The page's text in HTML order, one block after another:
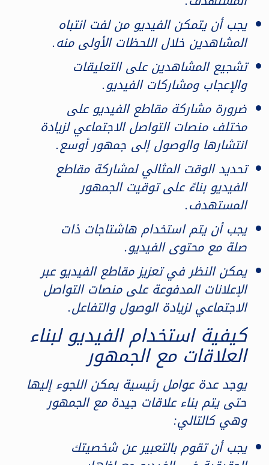
يجب أن يتمكن الفيديو من لفت انتباه
المشاهدين خلال اللحظات الأولى منه.
تشجيع المشاهدين على التعليقات
والإعجاب ومشاركات الفيديو.
ضرورة مشاركة مقاطع الفيديو على
مختلف منصات التواصل الاجتماعي لزيادة
انتشارها والوصول إلى جمهور أوسع.
تحديد الوقت المثالي لمشاركة مقاطع
الفيديو بناءً على توقيت الجمهور
المستهدف.
يجب أن يتم استخدام هاشتاجات ذات
صلة مع محتوى الفيديو.
يمكن النظر في تعزيز مقاطع الفيديو عبر
الإعلانات المدفوعة على منصات التواصل
الاجتماعي لزيادة الوصول والتفاعل.
كيفية استخدام الفيديو لبناء
العلاقات مع الجمهور
يوجد عدة عوامل رئيسية يمكن اللجوء إليها
حتى يتم بناء علاقات جيدة مع الجمهور
وهي كالتالي:
يجب أن تقوم بالتعبير عن شخصيتك